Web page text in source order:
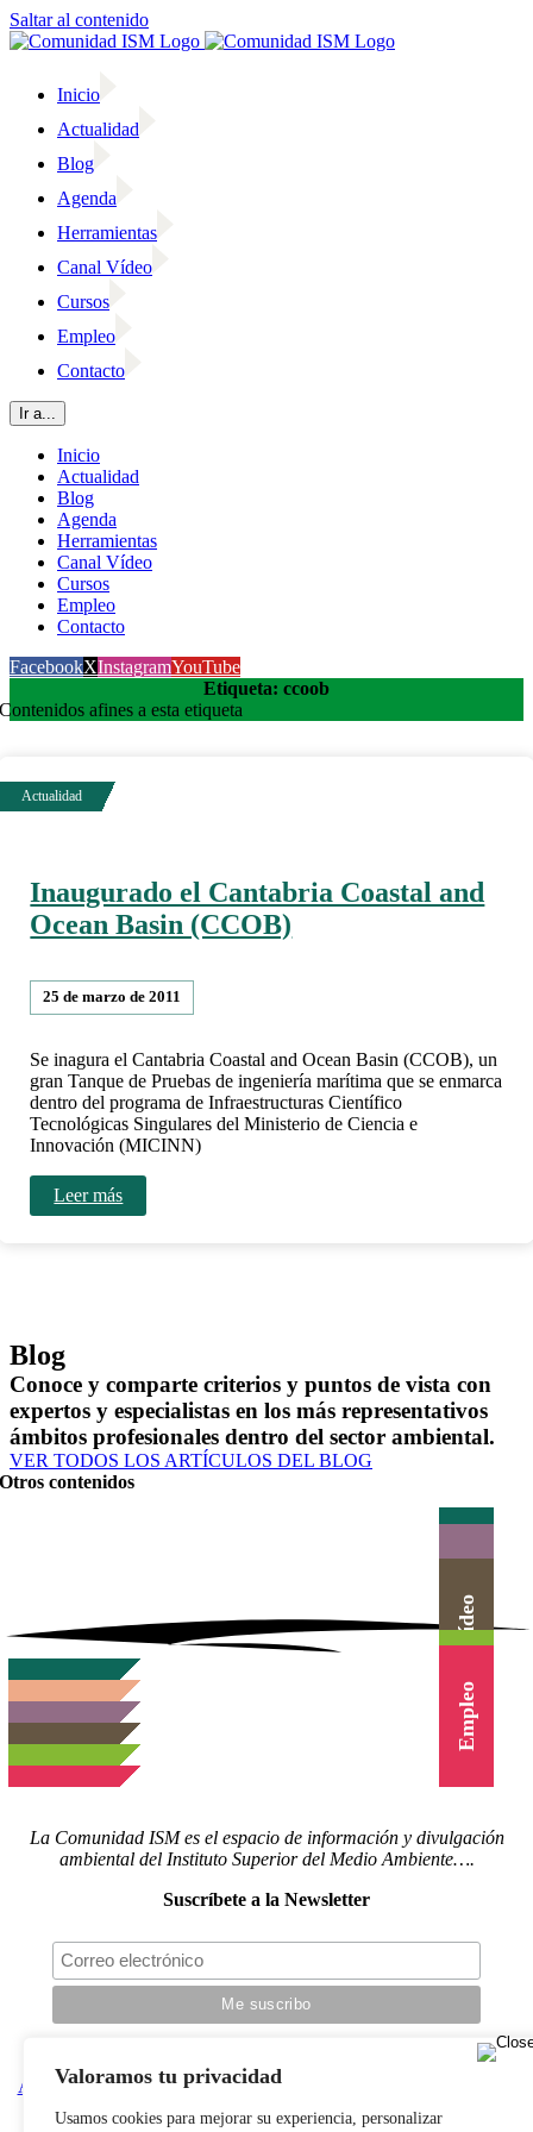
Valoramos tu privacidad
Usamos cookies para mejorar su experiencia, personalizar
Saltar al contenido
Inicio
Actualidad
Blog
Agenda
Herramientas
Canal Vídeo
Cursos
Empleo
Contacto
Ir a...
Inicio
Actualidad
Blog
Agenda
Herramientas
Canal Vídeo
Cursos
Empleo
Contacto
FacebookXInstagramYouTube
Etiqueta: ccoob
Contenidos afines a esta etiqueta
Inaugurado el Cantabria Coastal and
Ocean Basin (CCOB)
25 de marzo de 2011
Se inagura el Cantabria Coastal and Ocean Basin (CCOB), un
gran Tanque de Pruebas de ingeniería marítima que se enmarca
dentro del programa de Infraestructuras Científico
Tecnológicas Singulares del Ministerio de Ciencia e
Innovación (MICINN)
Leer más
Blog
Conoce y comparte criterios y puntos de vista con
expertos y especialistas en los más representativos
ámbitos profesionales dentro del sector ambiental.
VER TODOS LOS ARTÍCULOS DEL BLOG
Otros contenidos
Actualidad
Agenda
Herramientas
Canal Vídeo
Cursos
Empleo
La Comunidad ISM es el espacio de información y divulgación
ambiental del Instituto Superior del Medio Ambiente….
Suscríbete a la Newsletter
Actualidad|Blog|Agenda|Herramientas
Newsletter |Contacto